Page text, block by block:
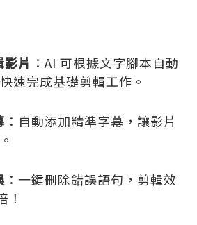
片 ：AI 可根據文字腳本自動
速完成基礎剪輯工作。
：自動添加精準字幕，讓影片
：一鍵刪除錯誤語句，剪輯效
！